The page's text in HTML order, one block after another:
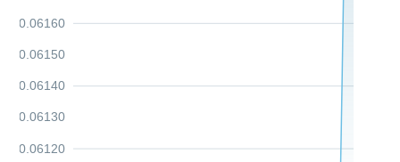
0.06120
0.06130
0.06140
0.06150
0.06160